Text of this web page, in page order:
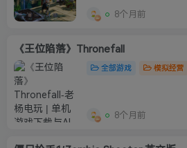
8个月前
《王位陷落》Thronefall
全部游戏 模拟经营
8个月前